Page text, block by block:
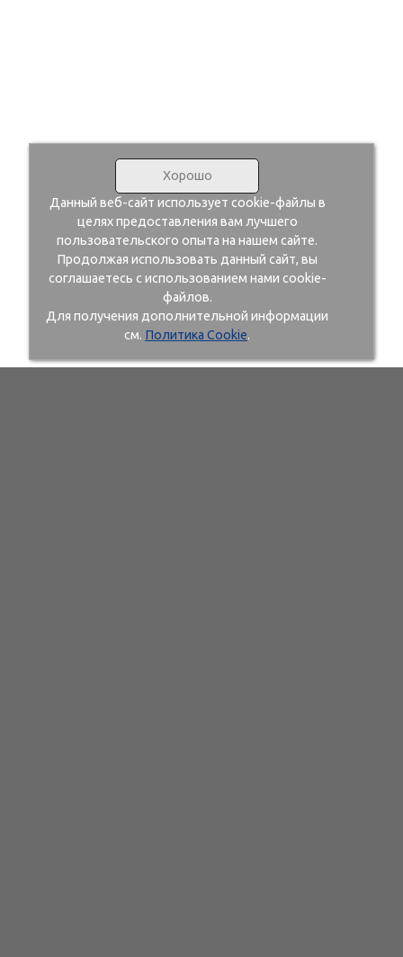
Хорошо
Данный веб-сайт использует cookie-файлы в
целях предоставления вам лучшего
пользовательского опыта на нашем сайте.
Продолжая использовать данный сайт, вы
соглашаетесь с использованием нами cookie-
файлов.
Для получения дополнительной информации
см. Политика Cookie.